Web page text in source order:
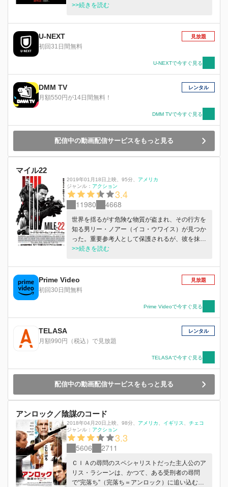
殺し屋のキンケイドは服役中の妻ソニアの釈放を
ビッチについて証言することに。 しかし裁判所
までの護送中にデュコビッチの手先に襲撃され、
護送チームのほとんどが殺されてしまう。キンケ
アは内通者の存在を疑い、かつての恋人であるブ
ライスに助けを求めるが……。
>>続きを読む
U-NEXT
初回31日間無料
見放題
U-NEXTで今すぐ見る
DMM TV
月額550円が14日間無料！
レンタル
DMM TVで今すぐ見る
配信中の動画配信サービスをもっと見る
マイル22
2019年01月18日上映、 95分、 アメリカ
ジャンル： アクション
3.4
11980 4668
世界を揺るがす危険な物質が盗まれ、その行方を
知る男リー・ノアー（イコ・ウワイス）が見つか
った。重要参考人として保護されるが、彼を抹殺
するため、多数の武装勢力が送りこまれていた。
（マーク・ウォールバーグ）率いる CIA の機密特
殊部隊はインドネシアのアメリカ大使館から空港
までの 22 マイル（34.5km）を護衛する究極のミ
彼らは無事に脱出をすることができるのか！？
>>続きを読む
Prime Video
初回30日間無料
見放題
Prime Videoで今すぐ見る
TELASA
月額990円（税込）で見放題
レンタル
TELASAで今すぐ見る
配信中の動画配信サービスをもっと見る
アンロック／陰謀のコード
2018年04月20日上映、 98分、 アメリカ イギリス
チェコ
ジャンル： アクション
3.3
5606 2711
ＣＩＡの尋問のスペシャリストだった主人公のア
リス・ラシーンは、かつて、ある受刑者の尋問
で“完落ち”（完落ち＝アンロック）に追い込むこ